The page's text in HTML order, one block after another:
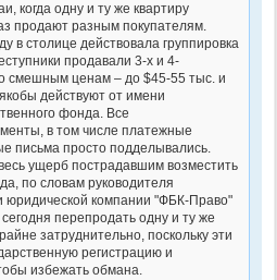
когда одну и ту же квартиру
продают разным покупателям.
в столице действовала группировка
продавали 3-х и 4-
смешным ценам – до $45-55 тыс. и
действуют от имени
фонда. Все
в том числе платежные
письма просто подделывались.
ущерб пострадавшим возместить
по словам руководителя
юридической компании "ФБК-Право"
перепродать одну и ту же
затруднительно, поскольку эти
регистрацию и
избежать обмана.